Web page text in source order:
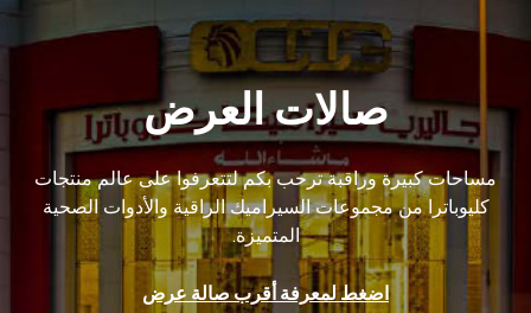
صالات العرض
مساحات كبيرة وراقبة ترحب بكم لتتعرفوا على عالم منتجات
كليوباترا من مجموعات السيراميك الراقية والأدوات الصحية
المتميزة.
اضغط لمعرفة أقرب صالة عرض